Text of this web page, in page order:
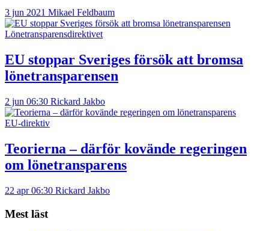
3 jun 2021 Mikael Feldbaum
Lönetransparensdirektivet
EU stoppar Sveriges försök att bromsa
lönetransparensen
2 jun 06:30 Rickard Jakbo
EU-direktiv
Teorierna – därför kovände regeringen
om lönetransparens
22 apr 06:30 Rickard Jakbo
Mest läst